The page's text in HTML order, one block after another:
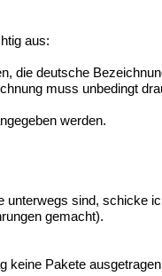
aus:
die deutsche
muss unbedingt
werden.
unterwegs sind, schicke
gemacht).
keine Pakete